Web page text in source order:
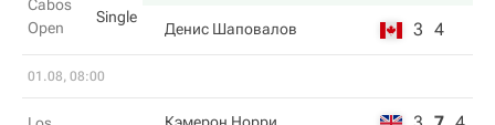
Cabos
Open
Single
Денис Шаповалов 3 4
01.08, 08:00